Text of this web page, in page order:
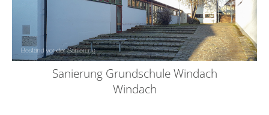
Sanierung Grundschule Windach
Windach